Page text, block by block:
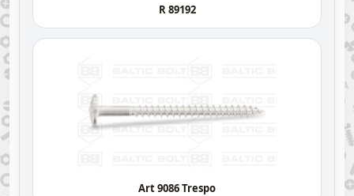
R 89192
Art 9086 Trespo